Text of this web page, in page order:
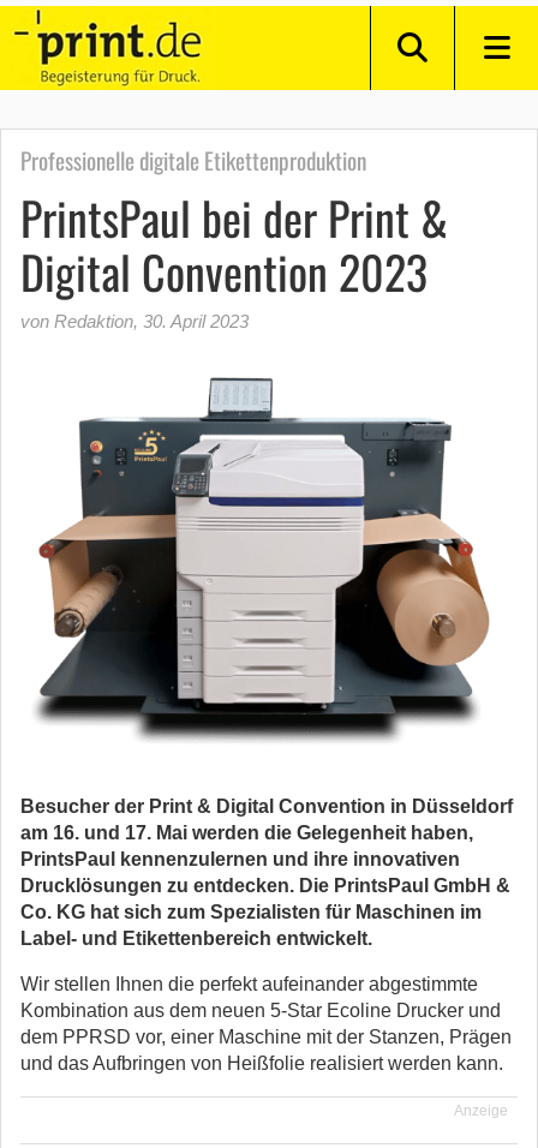
Professionelle digitale Etikettenproduktion
PrintsPaul bei der Print &
Digital Convention 2023
von Redaktion, 30. April 2023
Besucher der Print & Digital Convention in Düsseldorf
am 16. und 17. Mai werden die Gelegenheit haben,
PrintsPaul kennenzulernen und ihre innovativen
Drucklösungen zu entdecken. Die PrintsPaul GmbH &
Co. KG hat sich zum Spezialisten für Maschinen im
Label- und Etikettenbereich entwickelt.
Wir stellen Ihnen die perfekt aufeinander abgestimmte
Kombination aus dem neuen 5-Star Ecoline Drucker und
dem PPRSD vor, einer Maschine mit der Stanzen, Prägen
und das Aufbringen von Heißfolie realisiert werden kann.
Anzeige